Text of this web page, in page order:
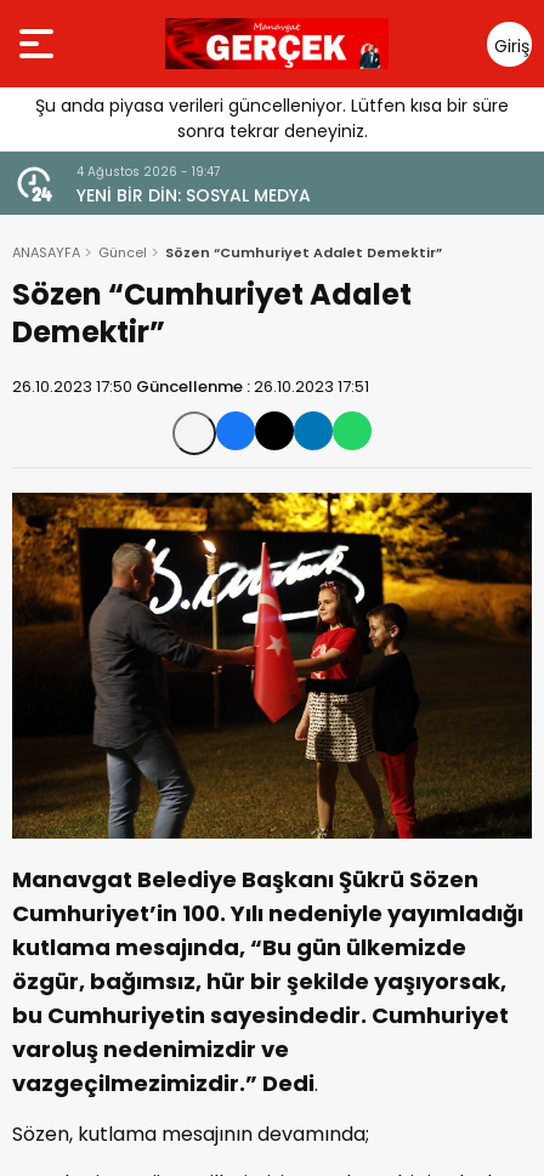
Giriş
Yap
Şu anda piyasa verileri güncelleniyor. Lütfen kısa bir süre
sonra tekrar deneyiniz.
4 Ağustos 2026 - 19:47
YENİ BİR DİN: SOSYAL MEDYA
ANASAYFA Güncel Sözen “Cumhuriyet Adalet Demektir”
Sözen “Cumhuriyet Adalet
Demektir”
26.10.2023 17:50 Güncellenme :26.10.2023 17:51
Manavgat Belediye Başkanı Şükrü Sözen
Cumhuriyet’in 100. Yılı nedeniyle yayımladığı
kutlama mesajında, “Bu gün ülkemizde
özgür, bağımsız, hür bir şekilde yaşıyorsak,
bu Cumhuriyetin sayesindedir. Cumhuriyet
varoluş nedenimizdir ve
vazgeçilmezimizdir.” Dedi.
Sözen, kutlama mesajının devamında;